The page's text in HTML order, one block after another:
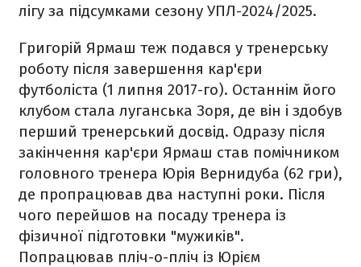
лігу за підсумками сезону УПЛ-2024/2025.
Григорій Ярмаш теж подався у тренерську
роботу після завершення кар'єри
футболіста (1 липня 2017-го). Останнім його
клубом стала луганська Зоря, де він і здобув
перший тренерський досвід. Одразу після
закінчення кар'єри Ярмаш став помічником
головного тренера Юрія Вернидуба (62 гри),
де пропрацював два наступні роки. Після
чого перейшов на посаду тренера із
фізичної підготовки "мужиків".
Попрацював пліч-о-пліч із Юрієм